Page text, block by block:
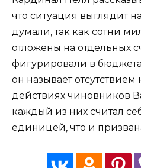
что ситуация выглядит
думали, так как сотни
отложены на отдельных
фигурировали в
он называет
действиях чиновников
каждый из них считал
единицей, что и